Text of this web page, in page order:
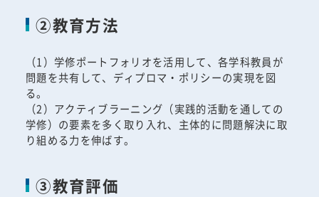
②教育方法
（1）学修ポートフォリオを活用して、各学科教員が
問題を共有して、ディプロマ・ポリシーの実現を図
る。
（2）アクティブラーニング（実践的活動を通しての
学修）の要素を多く取り入れ、主体的に問題解決に取
り組める力を伸ばす。
③教育評価